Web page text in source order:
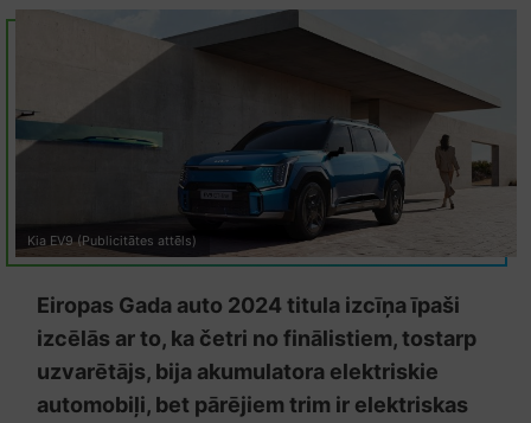
Kia EV9 (Publicitātes attēls)
Eiropas Gada auto 2024 titula izcīņa īpaši
izcēlās ar to, ka četri no finālistiem, tostarp
uzvarētājs, bija akumulatora elektriskie
automobiļi, bet pārējiem trim ir elektriskas